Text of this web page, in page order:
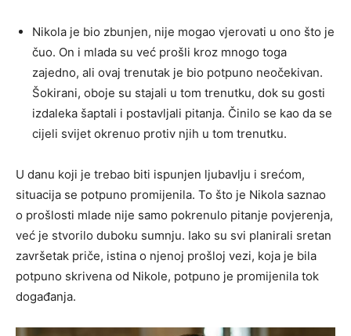
Nikola je bio zbunjen, nije mogao vjerovati u ono što je
čuo. On i mlada su već prošli kroz mnogo toga
zajedno, ali ovaj trenutak je bio potpuno neočekivan.
Šokirani, oboje su stajali u tom trenutku, dok su gosti
izdaleka šaptali i postavljali pitanja. Činilo se kao da se
cijeli svijet okrenuo protiv njih u tom trenutku.
U danu koji je trebao biti ispunjen ljubavlju i srećom,
situacija se potpuno promijenila. To što je Nikola saznao
o prošlosti mlade nije samo pokrenulo pitanje povjerenja,
već je stvorilo duboku sumnju. Iako su svi planirali sretan
završetak priče, istina o njenoj prošloj vezi, koja je bila
potpuno skrivena od Nikole, potpuno je promijenila tok
događanja.